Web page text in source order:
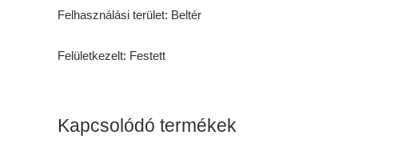
Felhasználási terület: Beltér
Felületkezelt: Festett
Kapcsolódó termékek